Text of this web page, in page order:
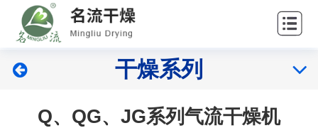
产
案 干燥系列
Q、QG、JG系列气流干燥机